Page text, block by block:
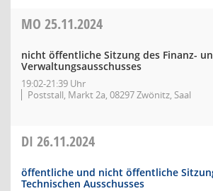
MO 25.11.2024
nicht öffentliche Sitzung des Finanz-
Verwaltungsausschusses
19:02-21:39 Uhr
Poststall, Markt 2a, 08297 Zwönitz, Saal
DI 26.11.2024
öffentliche und nicht öffentliche
Technischen Ausschusses